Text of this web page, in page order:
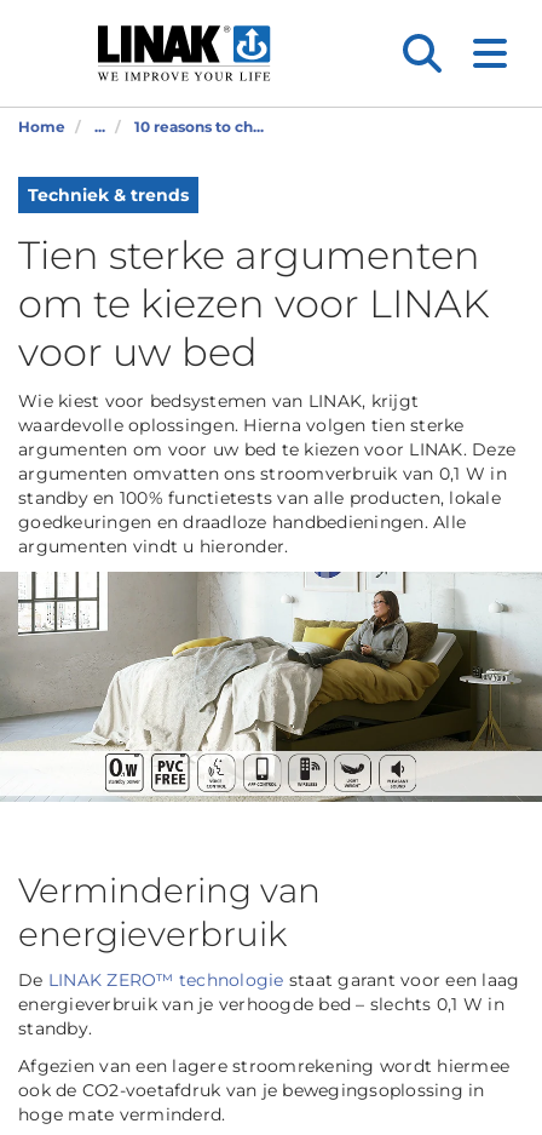
Home ... 10 reasons to ch...
Techniek & trends
Tien sterke argumenten
om te kiezen voor LINAK
voor uw bed
Wie kiest voor bedsystemen van LINAK, krijgt
waardevolle oplossingen. Hierna volgen tien sterke
argumenten om voor uw bed te kiezen voor LINAK. Deze
argumenten omvatten ons stroomverbruik van 0,1 W in
standby en 100% functietests van alle producten, lokale
goedkeuringen en draadloze handbedieningen. Alle
argumenten vindt u hieronder.
Vermindering van
energieverbruik
De LINAK ZERO™ technologie staat garant voor een laag
energieverbruik van je verhoogde bed – slechts 0,1 W in
standby.
Afgezien van een lagere stroomrekening wordt hiermee
ook de CO2-voetafdruk van je bewegingsoplossing in
hoge mate verminderd.